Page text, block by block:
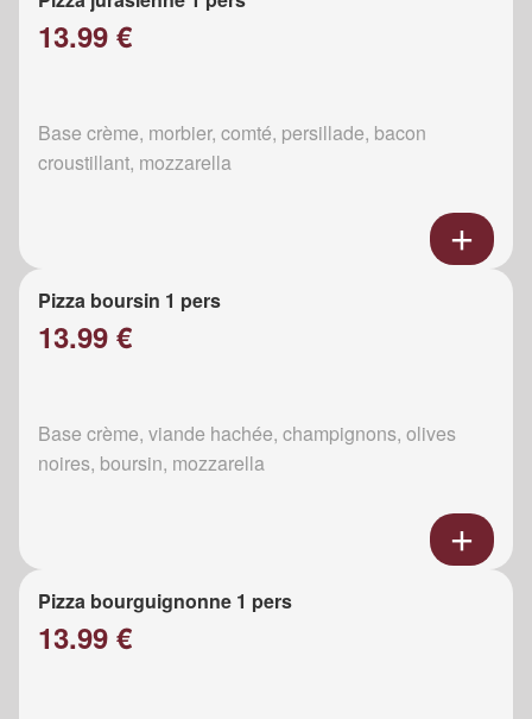
13.99 €
Base crème, morbier, comté, persillade, bacon
croustillant, mozzarella
Pizza boursin 1 pers
13.99 €
Base crème, viande hachée, champignons, olives
noires, boursin, mozzarella
Pizza bourguignonne 1 pers
13.99 €